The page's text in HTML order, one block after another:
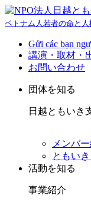
ベトナム人若者の命と人
Gửi các bạn
講演・取材・
お問い合わせ
団体を知る
日越ともいき
メンバ
ともい
活動を知る
事業紹介